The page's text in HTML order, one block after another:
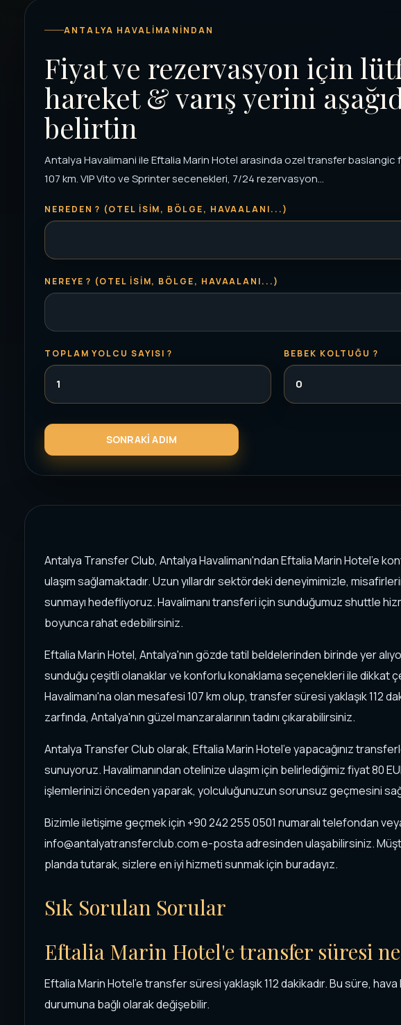
ANTALYA HAVALIMANINDAN
Fiyat ve rezervasyon için
hareket & varış yerini
belirtin
Antalya Havalimani ile Eftalia Marin Hotel arasinda ozel transfer baslangic
107 km. VIP Vito ve Sprinter secenekleri, 7/24 rezervasyon...
NEREDEN ? (OTEL ISIM, BÖLGE, HAVAALANI...)
NEREYE ? (OTEL ISIM, BÖLGE, HAVAALANI...)
TOPLAM YOLCU SAYISI ? BEBEK KOLTUĞU ?
Antalya Transfer Club, Antalya Havalimanı'ndan Eftalia Marin Hotel'e
ulaşım sağlamaktadır. Uzun yıllardır sektördeki deneyimimizle,
sunmayı hedefliyoruz. Havalimanı transferi için sunduğumuz shuttle
boyunca rahat edebilirsiniz.
Eftalia Marin Hotel, Antalya'nın gözde tatil beldelerinden birinde yer
sunduğu çeşitli olanaklar ve konforlu konaklama seçenekleri ile dikkat
Havalimanı'na olan mesafesi 107 km olup, transfer süresi yaklaşık 112
zarfında, Antalya'nın güzel manzaralarının tadını çıkarabilirsiniz.
Antalya Transfer Club olarak, Eftalia Marin Hotel'e yapacağınız
sunuyoruz. Havalimanından otelinize ulaşım için belirlediğimiz fiyat 80
işlemlerinizi önceden yaparak, yolculuğunuzun sorunsuz geçmesini
Bizimle iletişime geçmek için +90 242 255 0501 numaralı telefondan
info@antalyatransferclub.com e-posta adresinden ulaşabilirsiniz.
planda tutarak, sizlere en iyi hizmeti sunmak için buradayız.
Sık Sorulan Sorular
Eftalia Marin Hotel'e transfer süresi
Eftalia Marin Hotel'e transfer süresi yaklaşık 112 dakikadır. Bu süre,
durumuna bağlı olarak değişebilir.